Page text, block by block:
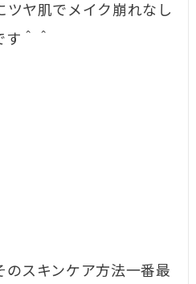
ツヤ肌でメイク崩れなし
＾＾
のスキンケア方法一番最